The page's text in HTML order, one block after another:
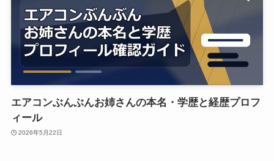
エアコンぶんぶんお姉さんの本名・学歴と経歴プロフ
ィール
2026年5月22日